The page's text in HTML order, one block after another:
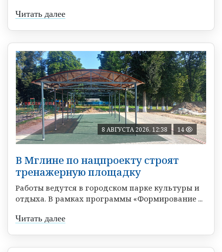
Читать далее
8 АВГУСТА 2026, 12:38 14
В Мглине по нацпроекту строят
тренажерную площадку
Работы ведутся в городском парке культуры и
отдыха. В рамках программы «Формирование ...
Читать далее